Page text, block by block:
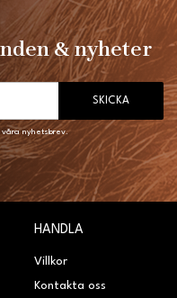
& nyheter
SKICKA
våra nyhetsbrev.
HANDLA
Villkor
Kontakta oss